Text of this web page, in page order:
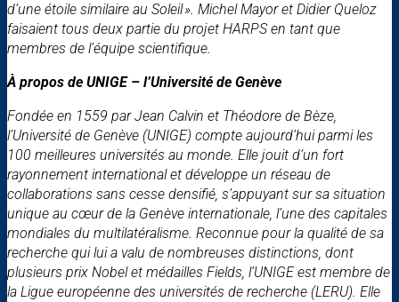
d’une étoile similaire au Soleil ». Michel Mayor et Didier Queloz
faisaient tous deux partie du projet HARPS en tant que
membres de l’équipe scientifique.
À propos de UNIGE – l’Université de Genève
Fondée en 1559 par Jean Calvin et Théodore de Bèze,
l’Université de Genève (UNIGE) compte aujourd’hui parmi les
100 meilleures universités au monde. Elle jouit d’un fort
rayonnement international et développe un réseau de
collaborations sans cesse densifié, s’appuyant sur sa situation
unique au cœur de la Genève internationale, l’une des capitales
mondiales du multilatéralisme. Reconnue pour la qualité de sa
recherche qui lui a valu de nombreuses distinctions, dont
plusieurs prix Nobel et médailles Fields, l’UNIGE est membre de
la Ligue européenne des universités de recherche (LERU). Elle